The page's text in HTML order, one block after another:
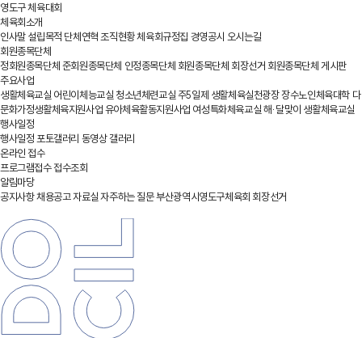
영도구 체육대회
체육회소개
인사말설립목적 단체연혁 조직현황체육회규정집 경영공시 오시는길
회원종목단체
정회원종목단체준회원종목단체 인정종목단체회원종목단체 회장선거회원종목단체 게시판
주요사업
생활체육교실 어린이체능교실 청소년체련교실주5일제 생활체육실천광장장수노인체육대학 다
문화가정생활체육지원사업유아체육활동지원사업 여성특화체육교실해·달맞이 생활체육교실
행사일정
행사일정 포토갤러리 동영상 갤러리
온라인 접수
프로그램접수접수조회
알림마당
공지사항채용공고자료실 자주하는 질문부산광역시영도구체육회 회장선거